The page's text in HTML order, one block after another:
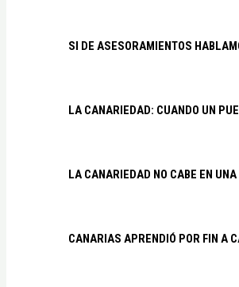
SI DE ASESORAMIENTOS
LA CANARIEDAD: CUANDO UN
LA CANARIEDAD NO CABE EN
CANARIAS APRENDIÓ POR FIN A